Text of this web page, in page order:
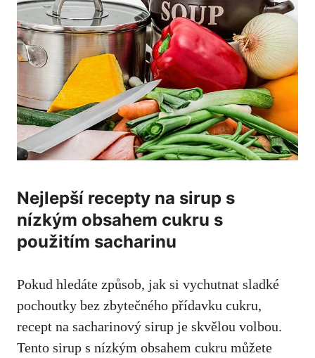
Nejlepší recepty na ‌sirup s
nízkým obsahem cukru⁤ s
použitím sacharinu
Pokud⁢ hledáte způsob, jak si vychutnat sladké
pochoutky bez zbytečného​ přídavku ⁢cukru,
recept na sacharinový sirup je skvělou volbou.⁢
Tento sirup s ⁤nízkým⁢ obsahem ⁢cukru můžete‍